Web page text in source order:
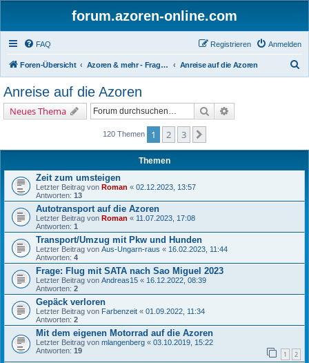
forum.azoren-online.com
FAQ Anmelden
Registrieren
Foren-Übersicht Azoren & mehr - Fragen und Antworten zu allgemeinen Themen rund um die 9 Inseln Anreise auf die Azoren
Anreise auf die Azoren
Neues Thema Suche
120 Themen 1 2 3
Themen
Zeit zum umsteigen
Letzter Beitrag von Roman « 02.12.2023, 13:57
Antworten: 13
Autotransport auf die Azoren
Letzter Beitrag von Roman « 11.07.2023, 17:08
Antworten: 1
Transport/Umzug mit Pkw und Hunden
Letzter Beitrag von Aus-Ungarn-raus « 16.02.2023, 11:44
Antworten: 4
Frage: Flug mit SATA nach Sao Miguel 2023
Letzter Beitrag von Andreas15 « 16.12.2022, 08:39
Antworten: 2
Gepäck verloren
Letzter Beitrag von Farbenzeit « 01.09.2022, 11:34
Antworten: 2
Mit dem eigenen Motorrad auf die Azoren
Letzter Beitrag von mlangenberg « 03.10.2019, 15:22
Antworten: 19 1 2